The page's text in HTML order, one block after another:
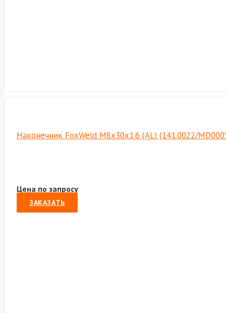
Наконечник FoxWeld M8х30х1.6 (AL) (141.0022/
Цена по запросу
ЗАКАЗАТЬ